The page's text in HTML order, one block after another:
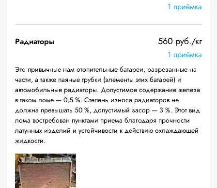
1 приёмка
Радиаторы 560 руб./кг
1 приёмка
Это привычные нам отопительные батареи, разрезанные на
части, а также паяные трубки (элементы этих батарей) и
автомобильные радиаторы. Допустимое содержание железа
в таком ломе — 0,5 %. Степень износа радиаторов не
должна превышать 50 %, допустимый засор — 3 %. Этот вид
лома востребован пунктами приема благодаря прочности
латунных изделий и устойчивости к действию охлаждающей
жидкости.